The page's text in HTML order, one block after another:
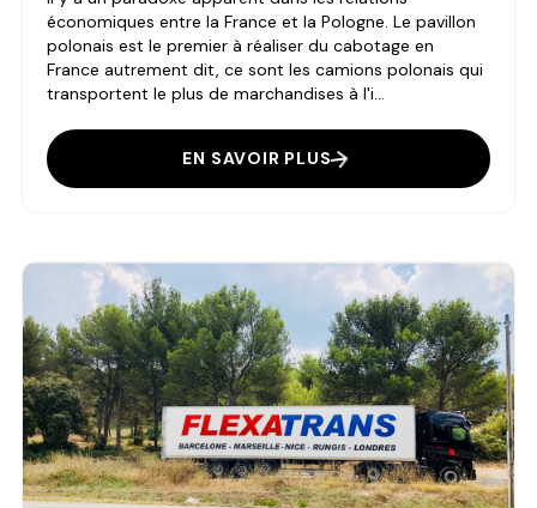
économiques entre la France et la Pologne. Le pavillon
polonais est le premier à réaliser du cabotage en
France autrement dit, ce sont les camions polonais qui
transportent le plus de marchandises à l'i...
EN SAVOIR PLUS